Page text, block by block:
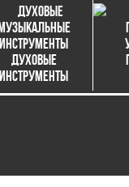
Духовые
инструменты